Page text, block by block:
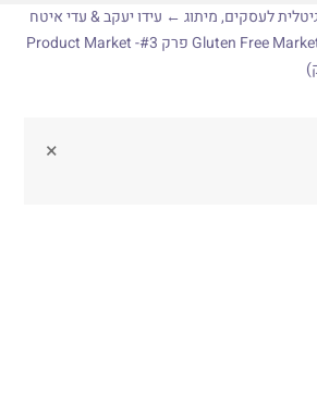
לעסקים,מיתוג ← עידו יעקב & עדי איטח
– שיווק ללא גלוטן / Gluten Free Marketing פרק #3- Product Market
×